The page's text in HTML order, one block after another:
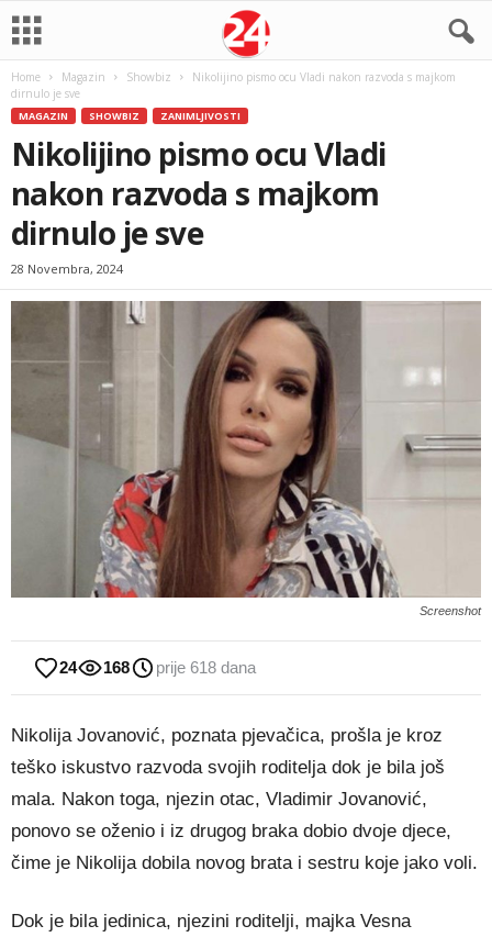
Home Magazin Showbiz
Nikolijino pismo ocu Vladi nakon razvoda s majkom
dirnulo je sve
MAGAZIN SHOWBIZ ZANIMLJIVOSTI
Nikolijino pismo ocu Vladi
nakon razvoda s majkom
dirnulo je sve
28 Novembra, 2024
Screenshot
24 168 prije 618 dana
Nikolija Jovanović, poznata pjevačica, prošla je kroz
teško iskustvo razvoda svojih roditelja dok je bila još
mala. Nakon toga, njezin otac, Vladimir Jovanović,
ponovo se oženio i iz drugog braka dobio dvoje djece,
čime je Nikolija dobila novog brata i sestru koje jako voli.
Dok je bila jedinica, njezini roditelji, majka Vesna